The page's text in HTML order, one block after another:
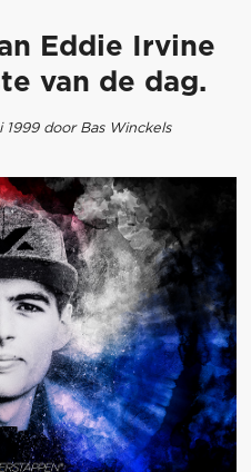
Eddie Irvine
van de dag.
door Bas Winckels